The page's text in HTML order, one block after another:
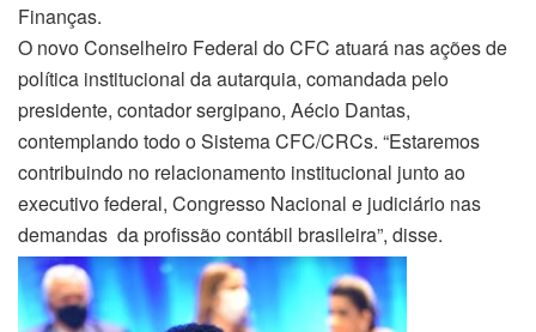
Finanças.
O novo Conselheiro Federal do CFC atuará nas ações de
política institucional da autarquia, comandada pelo
presidente, contador sergipano, Aécio Dantas,
contemplando todo o Sistema CFC/CRCs. “Estaremos
contribuindo no relacionamento institucional junto ao
executivo federal, Congresso Nacional e judiciário nas
demandas da profissão contábil brasileira”, disse.